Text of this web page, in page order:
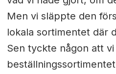
Men vi släppte den
lokala sortimentet där
Sen tyckte någon att